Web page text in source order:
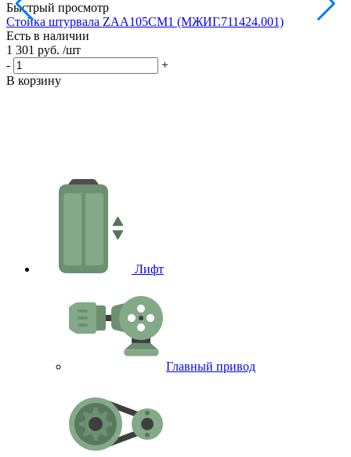
Быстрый просмотр
Стойка штурвала ZAA105CM1 (МЖИГ.711424.001)
Есть в наличии
1 301 руб. /шт
-
+
В корзину
Лифт
Главный привод